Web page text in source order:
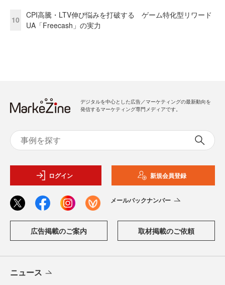
10
CPI高騰・LTV伸び悩みを打破する ゲーム特化型リワード
UA「Freecash」の実力
デジタルを中心とした広告／マーケティングの最新動向を
発信するマーケティング専門メディアです。
ログイン 新規会員登録
メールバックナンバー
広告掲載のご案内 取材掲載のご依頼
ニュース